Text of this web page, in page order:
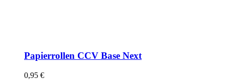
Papierrollen CCV Base Next
0,95 €